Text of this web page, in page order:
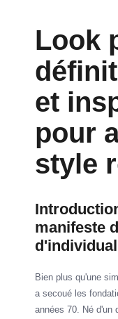
Look
et
pour
style
manifeste
Bien plus qu'une
a secoué les
années 70. Né d'un